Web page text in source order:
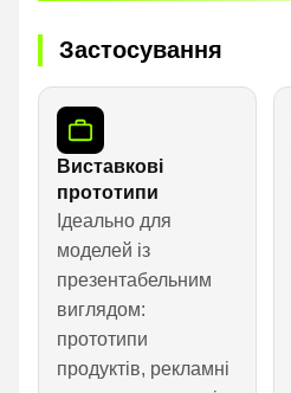
Застосування
Виставкові
прототипи
Ідеально для
моделей із
презентабельним
виглядом:
прототипи
продуктів, рекламні